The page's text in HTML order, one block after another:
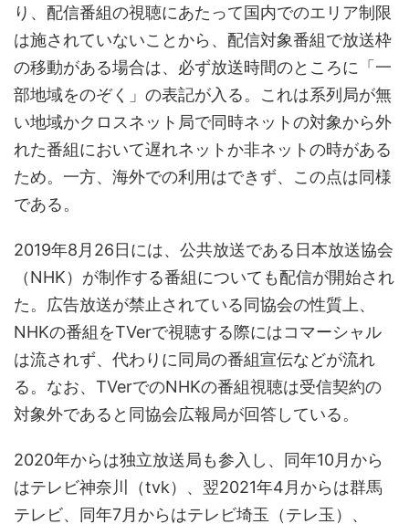
り、配信番組の視聴にあたって国内でのエリア制限
は施されていないことから、配信対象番組で放送枠
の移動がある場合は、必ず放送時間のところに「一
部地域をのぞく」の表記が入る。これは系列局が無
い地域かクロスネット局で同時ネットの対象から外
れた番組において遅れネットか非ネットの時がある
ため。一方、海外での利用はできず、この点は同様
である。
2019年8月26日には、公共放送である日本放送協会
（NHK）が制作する番組についても配信が開始され
た。広告放送が禁止されている同協会の性質上、
NHKの番組をTVerで視聴する際にはコマーシャル
は流されず、代わりに同局の番組宣伝などが流れ
る。なお、TVerでのNHKの番組視聴は受信契約の
対象外であると同協会広報局が回答している。
2020年からは独立放送局も参入し、同年10月から
はテレビ神奈川（tvk）、翌2021年4月からは群馬
テレビ、同年7月からはテレビ埼玉（テレ玉）、